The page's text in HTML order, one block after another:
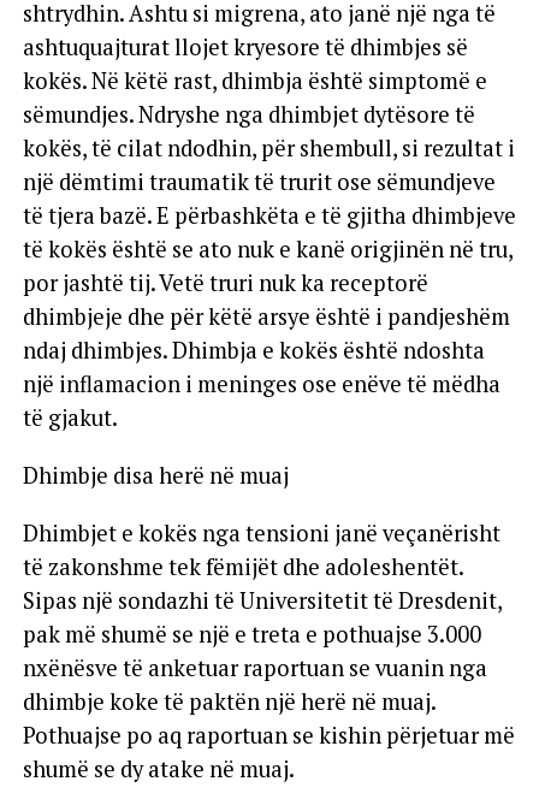
shtrydhin. Ashtu si migrena, ato janë një nga të
ashtuquajturat llojet kryesore të dhimbjes së
kokës. Në këtë rast, dhimbja është simptomë e
sëmundjes. Ndryshe nga dhimbjet dytësore të
kokës, të cilat ndodhin, për shembull, si rezultat i
një dëmtimi traumatik të trurit ose sëmundjeve
të tjera bazë. E përbashkëta e të gjitha dhimbjeve
të kokës është se ato nuk e kanë origjinën në tru,
por jashtë tij. Vetë truri nuk ka receptorë
dhimbjeje dhe për këtë arsye është i pandjeshëm
ndaj dhimbjes. Dhimbja e kokës është ndoshta
një inflamacion i meninges ose enëve të mëdha
të gjakut.
Dhimbje disa herë në muaj
Dhimbjet e kokës nga tensioni janë veçanërisht
të zakonshme tek fëmijët dhe adoleshentët.
Sipas një sondazhi të Universitetit të Dresdenit,
pak më shumë se një e treta e pothuajse 3.000
nxënësve të anketuar raportuan se vuanin nga
dhimbje koke të paktën një herë në muaj.
Pothuajse po aq raportuan se kishin përjetuar më
shumë se dy atake në muaj.